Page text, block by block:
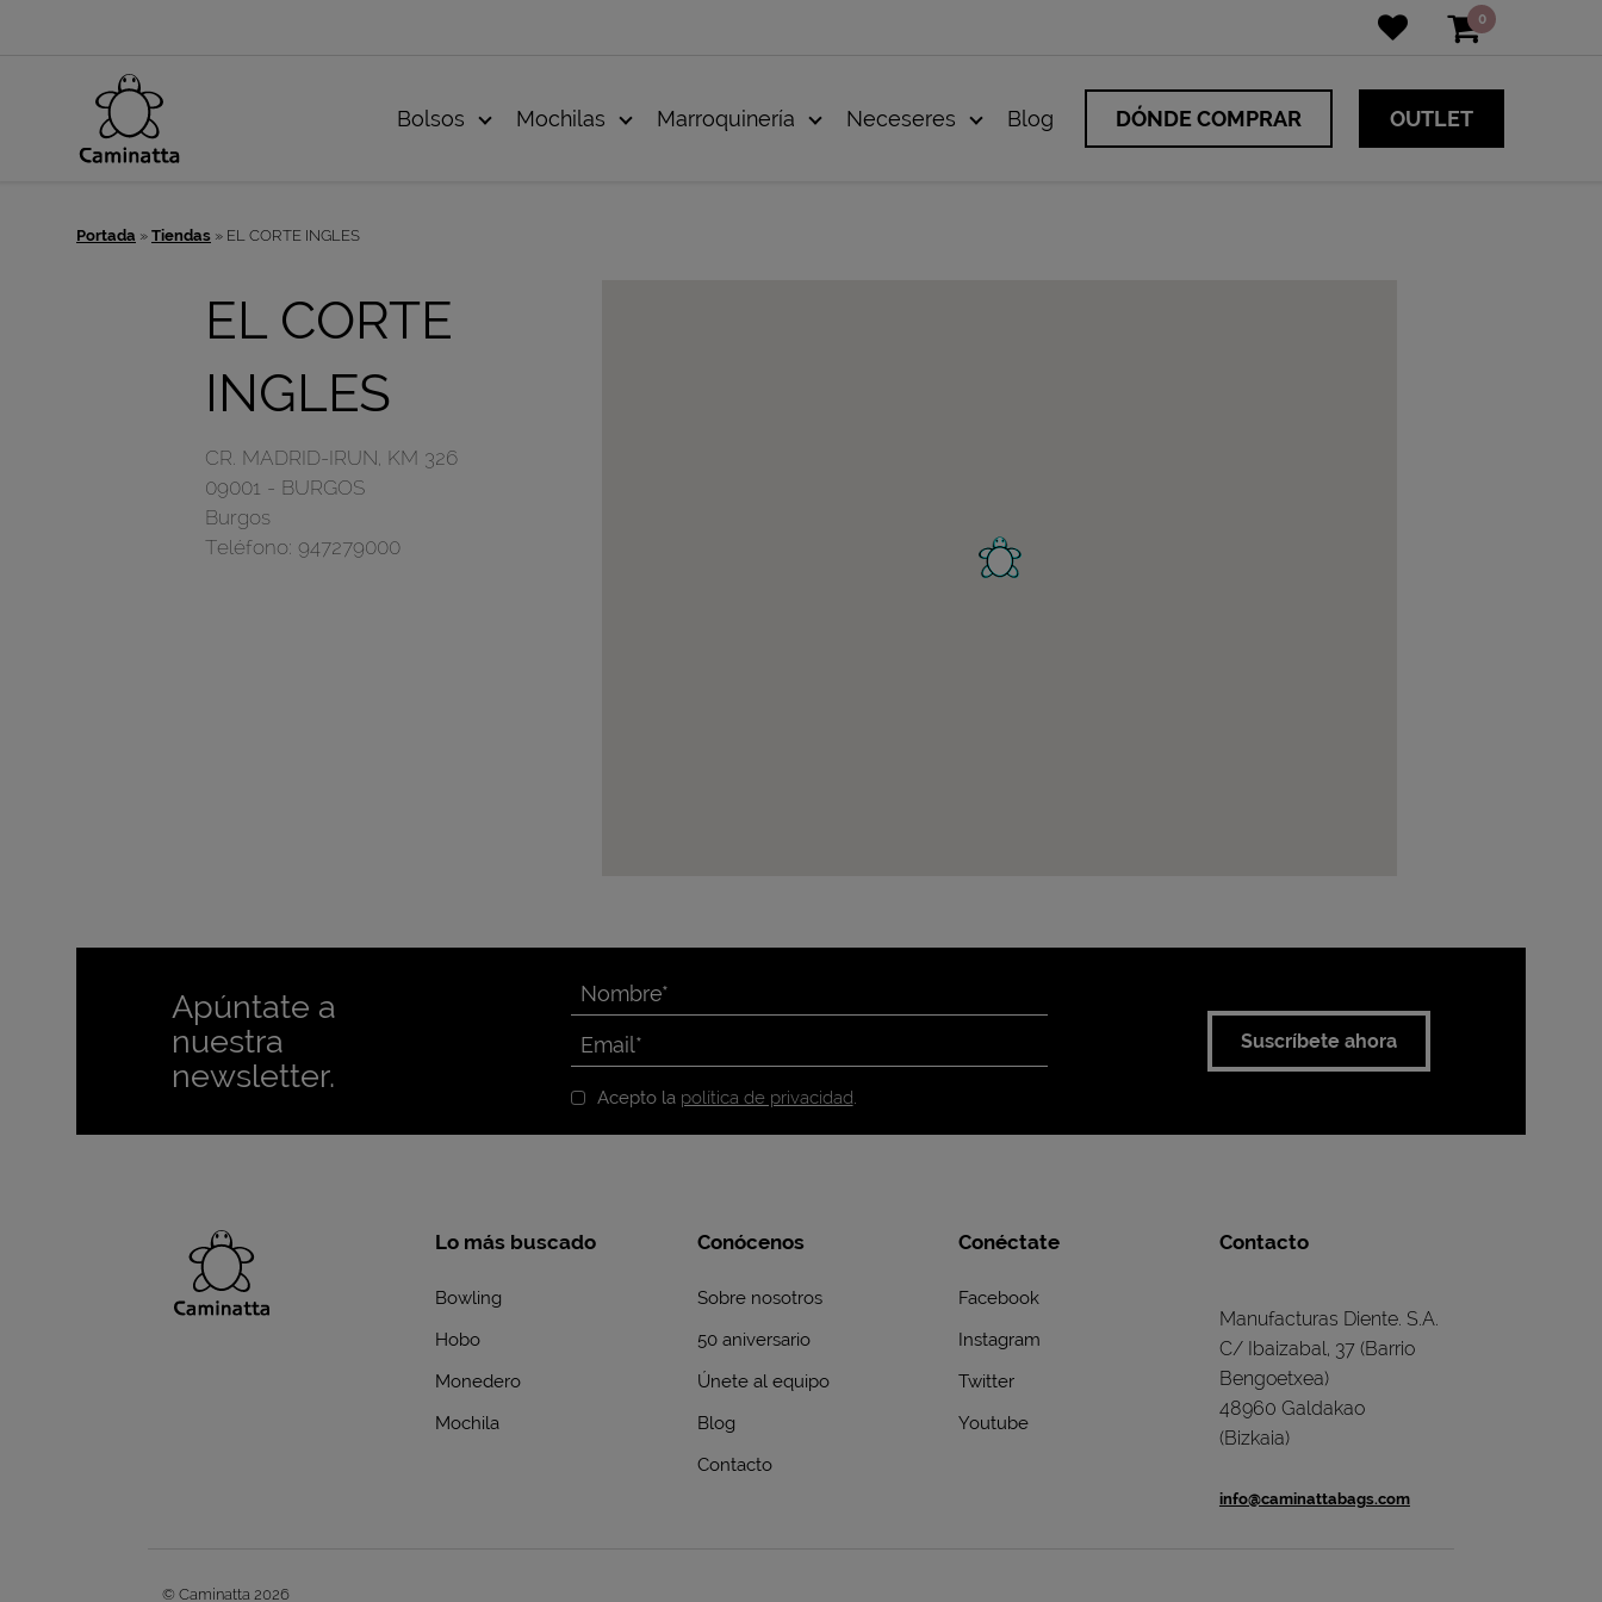
0
Bolsos Mochilas Marroquinería Neceseres Blog DÓNDE COMPRAR OUTLET
Portada » Tiendas » EL CORTE INGLES
EL CORTE
INGLES
CR. MADRID-IRUN, KM 326
09001 - BURGOS
Burgos
Teléfono: 947279000
Apúntate a
nuestra
newsletter.
Acepto la política de privacidad.
Suscríbete ahora
Lo más buscado
Bowling
Hobo
Monedero
Mochila
Conócenos
Sobre nosotros
50 aniversario
Únete al equipo
Blog
Contacto
Conéctate
Facebook
Instagram
Twitter
Youtube
Contacto
Manufacturas Diente. S.A.
C/ Ibaizabal, 37 (Barrio
Bengoetxea)
48960 Galdakao
(Bizkaia)
info@caminattabags.com
© Caminatta 2026